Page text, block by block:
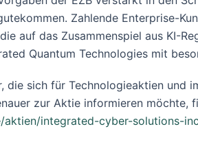
Zahlende Enterprise-
auf das Zusammenspiel aus KI-
Quantum Technologies mit
sich für Technologieaktien und
zur Aktie informieren
aktien/integrated-cyber-solutions-inc